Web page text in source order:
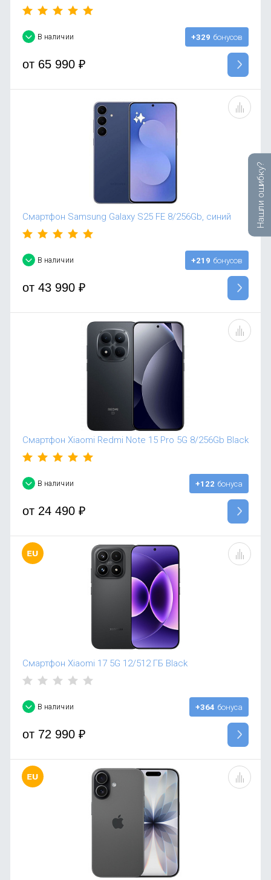
В наличии +329 бонусов
от65 990 ₽
Смартфон Samsung Galaxy S25 FE 8/256Gb, синий
В наличии +219 бонусов
от43 990 ₽
Смартфон Xiaomi Redmi Note 15 Pro 5G 8/256Gb Black
В наличии +122 бонуса
от24 490 ₽
Смартфон Xiaomi 17 5G 12/512 ГБ Black
В наличии +364 бонуса
от72 990 ₽
Нашли ошибку?